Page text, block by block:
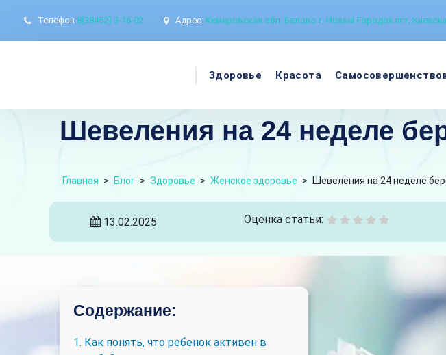
Телефон 8(38452) 3-16-02 Адрес: Кемеровская обл, Белово г, Новый Городок пгт,
Здоровье Красота
Шевеления на 24 неделе
Главная > Блог > Здоровье > Женское здоровье > Шевеления на 24 неделе
13.02.2025 Оценка статьи:
Содержание:
1. Как понять, что ребенок активен в